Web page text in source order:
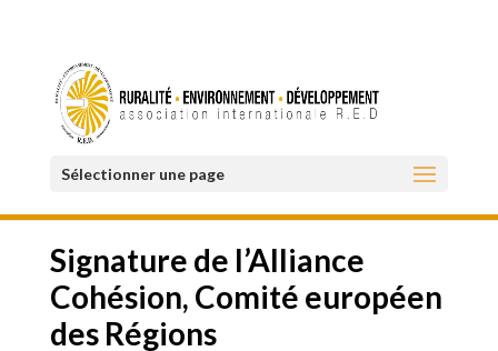
Sélectionner une page
Signature de l’Alliance
Cohésion, Comité européen
des Régions